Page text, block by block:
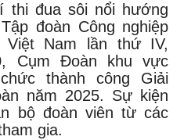
thi đua sôi nổi hướng
đoàn Công nghiệp
Việt Nam lần thứ IV,
Cụm Đoàn khu vực
thành công Giải
năm 2025. Sự kiện
bộ đoàn viên từ các
gia.